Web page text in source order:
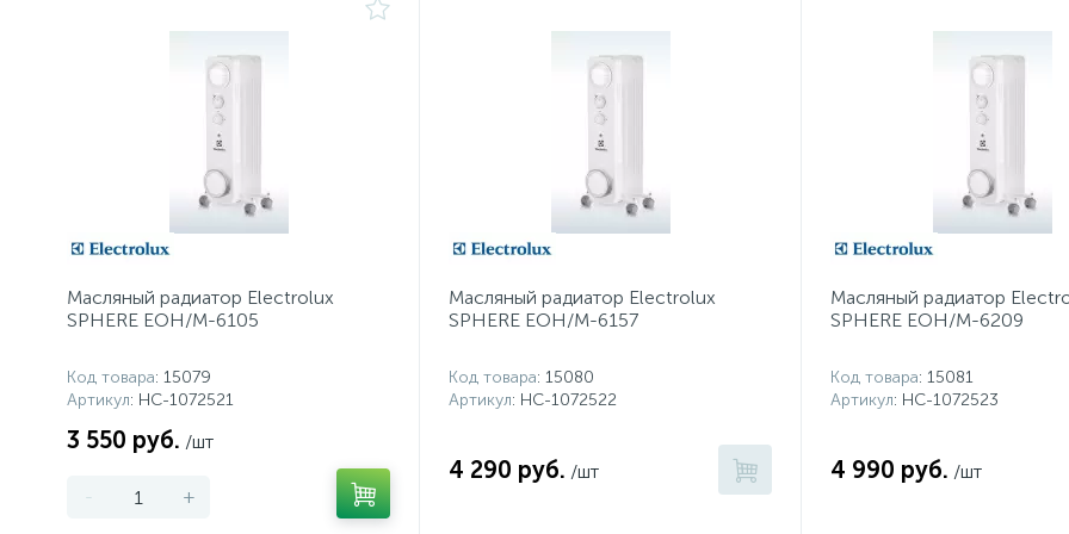
Масляный радиатор Electrolux
SPHERE EOH/M-6105
Код товара: 15079
Артикул: НС-1072521
3 550 руб. /шт
- +
Масляный радиатор Electrolux
SPHERE EOH/M-6157
Код товара: 15080
Артикул: НС-1072522
4 290 руб. /шт
Масляный радиатор
SPHERE EOH/M-6209
Код товара: 15081
Артикул: НС-1072523
4 990 руб. /шт